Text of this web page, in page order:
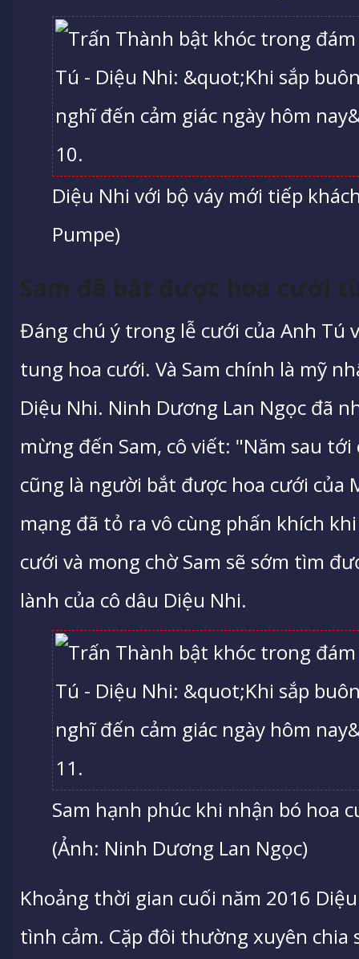
Diệu Nhi với bộ váy mới tiếp
Pumpe)
Sam đã bắt được hoa cưới
Đáng chú ý trong lễ cưới của Anh Tú
tung hoa cưới. Và Sam chính là mỹ
Diệu Nhi. Ninh Dương Lan Ngọc đã
mừng đến Sam, cô viết: "Năm sau
cũng là người bắt được hoa cưới của
mạng đã tỏ ra vô cùng phấn khích
cưới và mong chờ Sam sẽ sớm tìm
lành của cô dâu Diệu Nhi.
Sam hạnh phúc khi nhận bó hoa
(Ảnh: Ninh Dương Lan Ngọc)
Khoảng thời gian cuối năm 2016
tình cảm. Cặp đôi thường xuyên